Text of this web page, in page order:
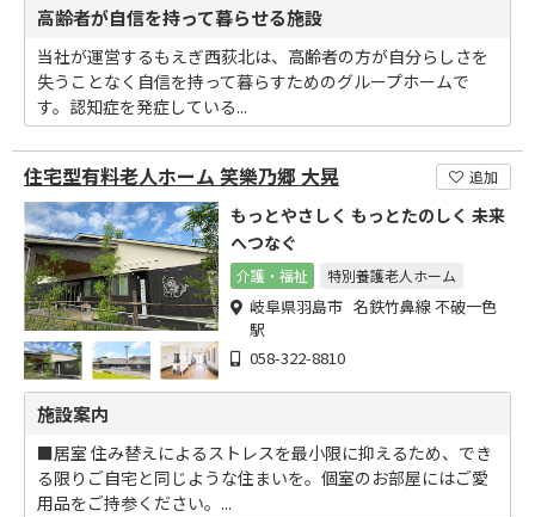
高齢者が自信を持って暮らせる施設
当社が運営するもえぎ西荻北は、高齢者の方が自分らしさを
失うことなく自信を持って暮らすためのグループホームで
す。認知症を発症している...
住宅型有料老人ホーム 笑樂乃郷 大晃 追加
もっとやさしく もっとたのしく 未来
へつなぐ
介護・福祉 特別養護老人ホーム
岐阜県羽島市 名鉄竹鼻線 不破一色
駅
058-322-8810
施設案内
■居室 住み替えによるストレスを最小限に抑えるため、でき
る限りご自宅と同じような住まいを。個室のお部屋にはご愛
用品をご持参ください。...